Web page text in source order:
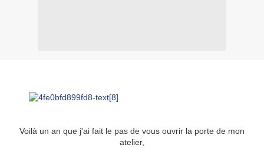
Voilà un an que j'ai fait le pas de vous ouvrir la porte de mon
atelier,